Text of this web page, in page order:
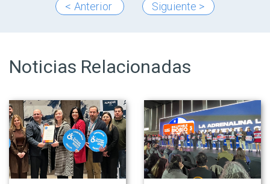
< Anterior Siguiente >
Noticias Relacionadas